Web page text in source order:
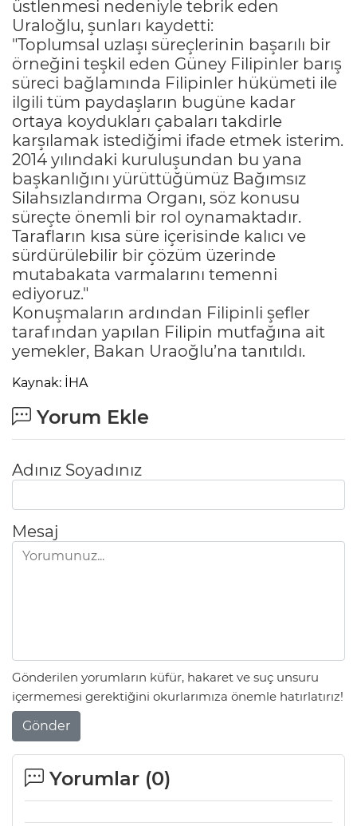
üstlenmesi nedeniyle tebrik eden
Uraloğlu, şunları kaydetti:
"Toplumsal uzlaşı süreçlerinin başarılı bir
örneğini teşkil eden Güney Filipinler barış
süreci bağlamında Filipinler hükümeti ile
ilgili tüm paydaşların bugüne kadar
ortaya koydukları çabaları takdirle
karşılamak istediğimi ifade etmek isterim.
2014 yılındaki kuruluşundan bu yana
başkanlığını yürüttüğümüz Bağımsız
Silahsızlandırma Organı, söz konusu
süreçte önemli bir rol oynamaktadır.
Tarafların kısa süre içerisinde kalıcı ve
sürdürülebilir bir çözüm üzerinde
mutabakata varmalarını temenni
ediyoruz."
Konuşmaların ardından Filipinli şefler
tarafından yapılan Filipin mutfağına ait
yemekler, Bakan Uraoğlu’na tanıtıldı.
Kaynak: İHA
Yorum Ekle
Adınız Soyadınız
Mesaj
Gönderilen yorumların küfür, hakaret ve suç unsuru
içermemesi gerektiğini okurlarımıza önemle hatırlatırız!
Gönder
Yorumlar (0)